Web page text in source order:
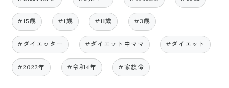
#15歳 #1歳 #11歳 #3歳
#ダイエッター #ダイエット中ママ #ダイエット
#2022年 #令和4年 #家族命